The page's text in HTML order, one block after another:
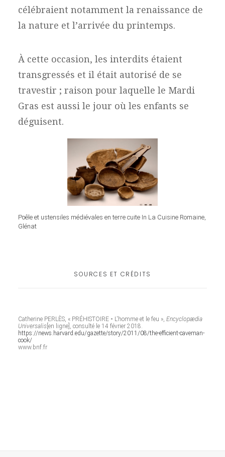
célébraient notamment la renaissance de
la nature et l’arrivée du printemps.
À cette occasion, les interdits étaient
transgressés et il était autorisé de se
travestir ; raison pour laquelle le Mardi
Gras est aussi le jour où les enfants se
déguisent.
Poêle et ustensiles médiévales en terre cuite In La Cuisine Romaine,
Glénat
SOURCES ET CRÉDITS
Catherine PERLÈS, « PRÉHISTOIRE - L'homme et le feu », Encyclopædia
Universalis [en ligne], consulté le 14 février 2018.
https://news.harvard.edu/gazette/story/2011/08/the-efficient-caveman-
cook/
www.bnf.fr